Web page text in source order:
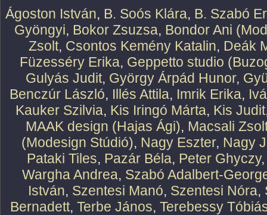
Ágoston István, B. Soós Klára, B. Szabó
Gyöngyi, Bokor Zsuzsa, Bondor Ani
Zsolt, Csontos Kemény Katalin, Deák
Füzesséry Erika, Geppetto studio
Gulyás Judit, György Árpád Hunor,
Benczúr László, Illés Attila, Imrik Erika,
Kauker Szilvia, Kis Iringó Márta, Kis Judit
MAAK design (Hajas Ági), Macsali
(Modesign Stúdió), Nagy Eszter, Nagy
Pataki Tiles, Pazár Béla, Peter Ghyczy
Wargha Andrea, Szabó Adalbert-
István, Szentesi Manó, Szentesi Nóra,
Bernadett, Terbe János, Terebessy